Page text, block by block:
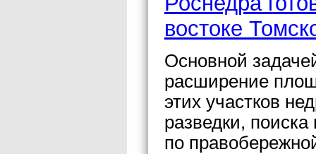
востоке
Основной
расширение
этих участков
разведки,
по